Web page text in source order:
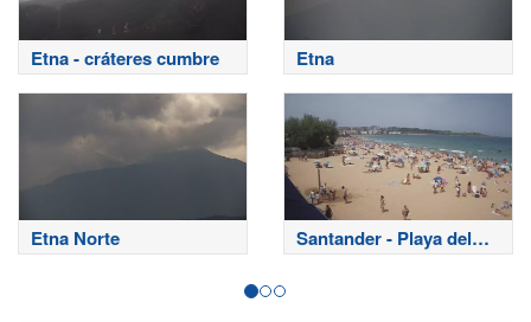
Etna - cráteres cumbre Etna
Etna Norte
Santander - Playa del
Sardinero